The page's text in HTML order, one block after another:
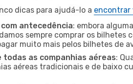
dicas para ajudá-lo a encontrar
antecedência: embora
sempre comprar os
muito mais pelos bilhetes de
todas as companhias aéreas:
aéreas tradicionais e de baixo